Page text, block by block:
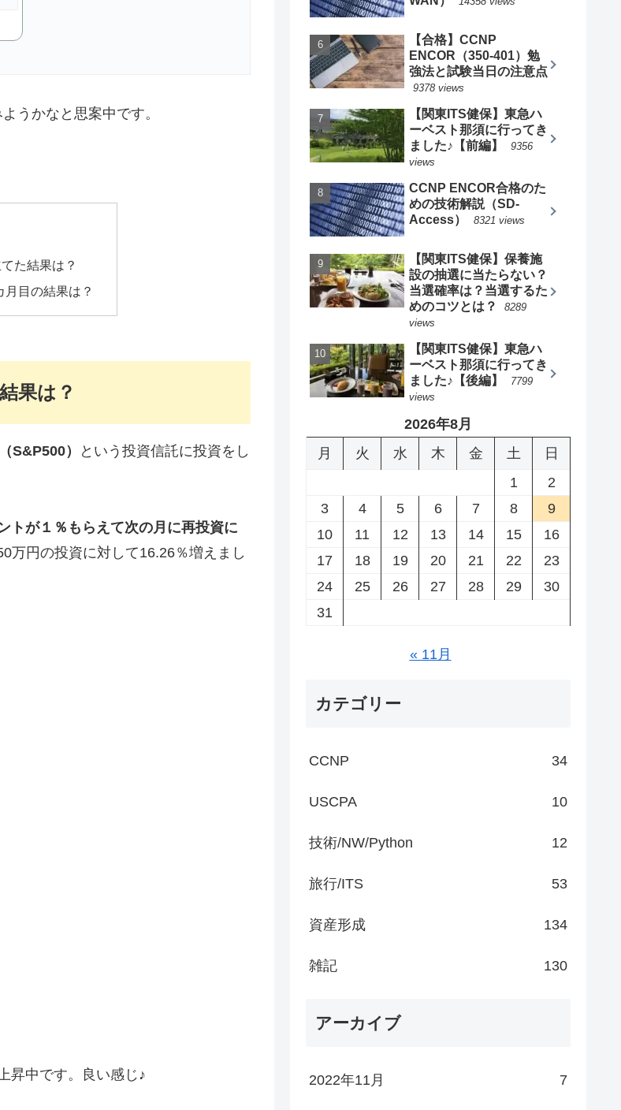
うかなと思案中です。
た結果は？
目の結果は？
果は？
S&P500）
という投資信託に投資をし
トが１％もらえて次の月に再投資に
万円の投資に対して16.26％増えまし
昇中です。良い感じ♪
【合格】CCNP
ENCOR（350-401）勉
強法と試験当日の注意点
9378 views
【関東ITS健保】東急ハ
ーベスト那須に行ってき
ました♪【前編】
9356
views
CCNP ENCOR合格のた
めの技術解説（SD-
Access）
8321 views
【関東ITS健保】保養施
設の抽選に当たらない？
当選確率は？当選するた
めのコツとは？
8289
views
【関東ITS健保】東急ハ
ーベスト那須に行ってき
ました♪【後編】
7799
views
2026年8月
月
火 水 木 金 土
日
1
2
3
4 5 6 7 8
9
10
11 12 13 14 15
16
17
18 19 20 21 22
23
24
25 26 27 28 29
30
31
« 11月
カテゴリー
CCNP 34
USCPA 10
技術/NW/Python 12
旅行/ITS 53
資産形成 134
雑記 130
アーカイブ
2022年11月 7